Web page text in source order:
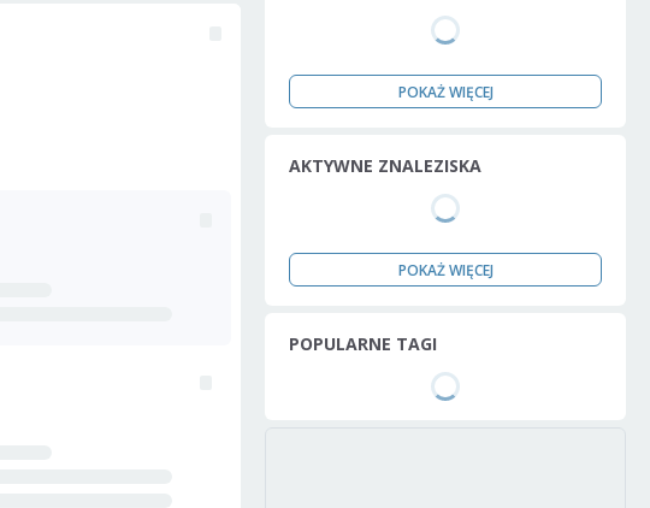
POKAŻ WIĘCEJ
AKTYWNE ZNALEZISKA
POKAŻ WIĘCEJ
POPULARNE TAGI